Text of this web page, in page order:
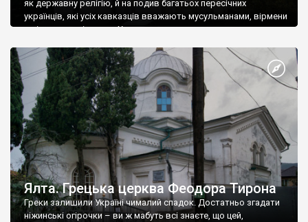
як державну релігію, й на подив багатьох пересічних
українців, які усіх кавказців вважають мусульманами, вірмени
є відданими вірянами Христа
Ялта. Грецька церква Феодора Тирона
Греки залишили Україні чималий спадок. Достатньо згадати
ніжинські огірочки – ви ж мабуть всі знаєте, що цей,